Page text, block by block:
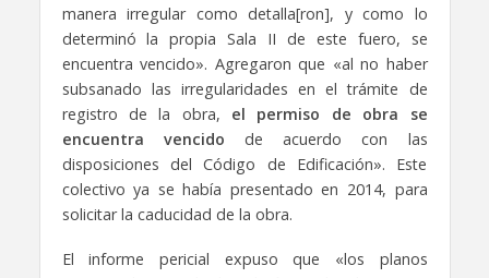
manera irregular como detalla[ron], y como lo
determinó la propia Sala II de este fuero, se
encuentra vencido». Agregaron que «al no haber
subsanado las irregularidades en el trámite de
registro de la obra, el permiso de obra se
encuentra vencido de acuerdo con las
disposiciones del Código de Edificación». Este
colectivo ya se había presentado en 2014, para
solicitar la caducidad de la obra.
El informe pericial expuso que «los planos